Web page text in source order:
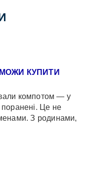
КУПИТИ
компотом — у
поранені. Це не
З родинами,